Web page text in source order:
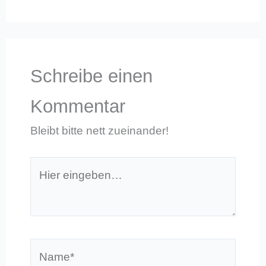
Schreibe einen
Kommentar
Bleibt bitte nett zueinander!
eingeben…